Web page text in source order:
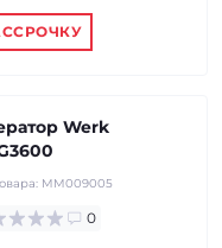
Werk
MM009005
0